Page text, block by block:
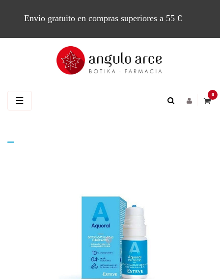
Envío gratuito en compras superiores a 55 €
0
Navegación
☰